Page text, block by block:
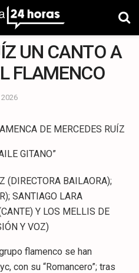
UN CANTO A
FLAMENCO
DE MERCEDES RUÍZ
GITANO”
(DIRECTORA BAILAORA);
SANTIAGO LARA
Y LOS MELLIS DE
Y VOZ)
flamenco se han
con su “Romancero”; tras